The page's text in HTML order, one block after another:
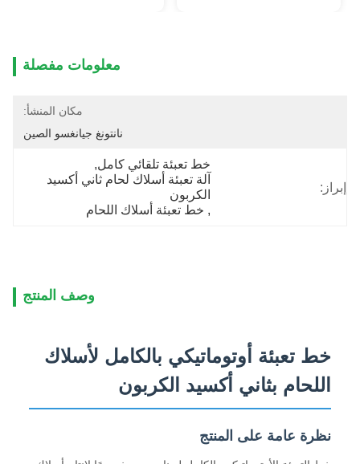
معلومات مفصلة
مكان المنشأ:
نانتونغ جيانغسو الصين
إبراز:
خط تعبئة تلقائي كامل ,
آلة تعبئة أسلاك لحام ثاني أكسيد
الكربون
, خط تعبئة أسلاك اللحام
وصف المنتج
خط تعبئة أوتوماتيكي بالكامل لأسلاك
اللحام بثاني أكسيد الكربون
نظرة عامة على المنتج